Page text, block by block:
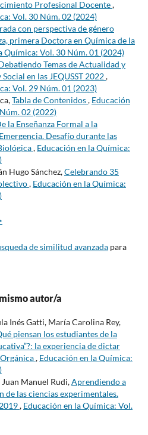
Profesional Docente,
Vol. 30 Núm. 02 (2024)
con perspectiva de género
primera Doctora en Química de la
Química: Vol. 30 Núm. 01 (2024)
Temas de Actualidad y
en las JEQUSST 2022,
Vol. 29 Núm. 01 (2023)
Tabla de Contenidos, Educación
02 (2022)
la Enseñanza Formal a la
Desafío durante las
, Educación en la Química:
Hugo Sánchez,Celebrando 35
, Educación en la Química:
de similitud avanzadapara
autor/a
Inés Gatti, María Carolina Rey,
piensan los estudiantes de la
la experiencia de dictar
, Educación en la Química:
Manuel Rudi,Aprendiendo a
de las ciencias experimentales.
, Educación en la Química: Vol.